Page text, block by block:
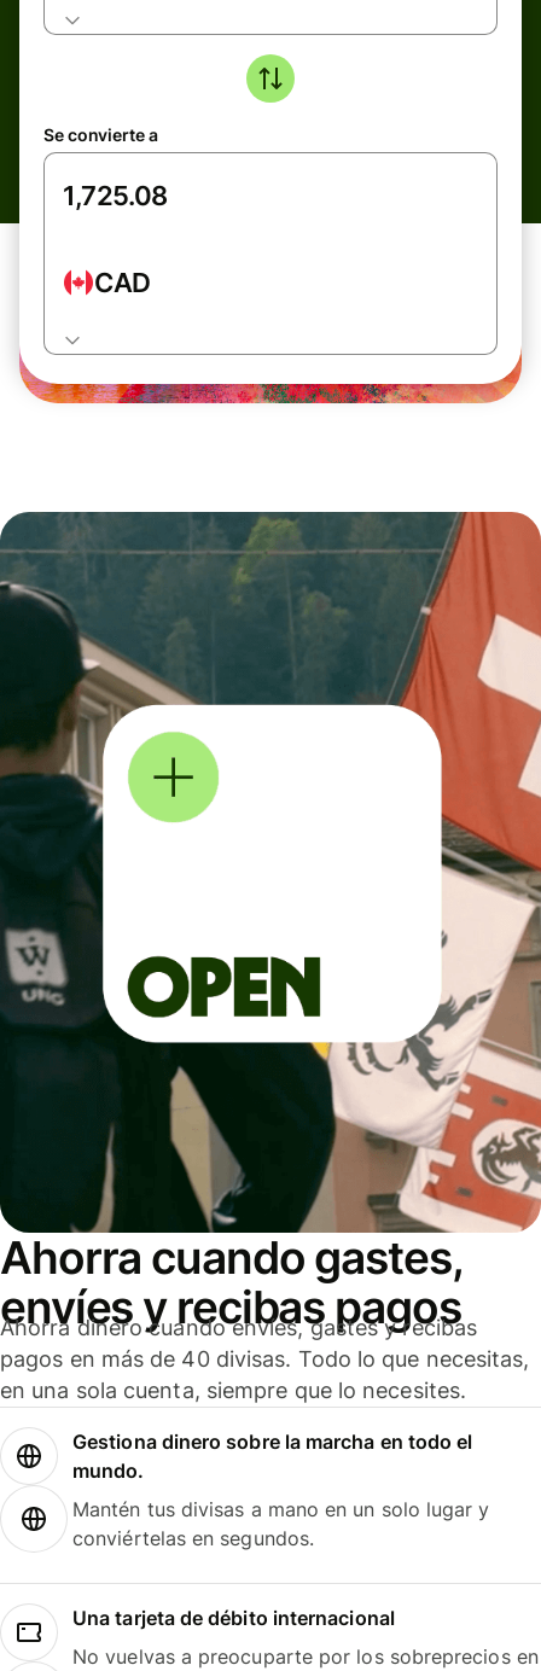
Se convierte a
CAD
Ahorra cuando gastes,
envíes y recibas pagos
Ahorra dinero cuando envíes, gastes y recibas
pagos en más de 40 divisas. Todo lo que necesitas,
en una sola cuenta, siempre que lo necesites.
Gestiona dinero sobre la marcha en todo el
mundo.
Mantén tus divisas a mano en un solo lugar y
conviértelas en segundos.
Una tarjeta de débito internacional
No vuelvas a preocuparte por los sobreprecios en